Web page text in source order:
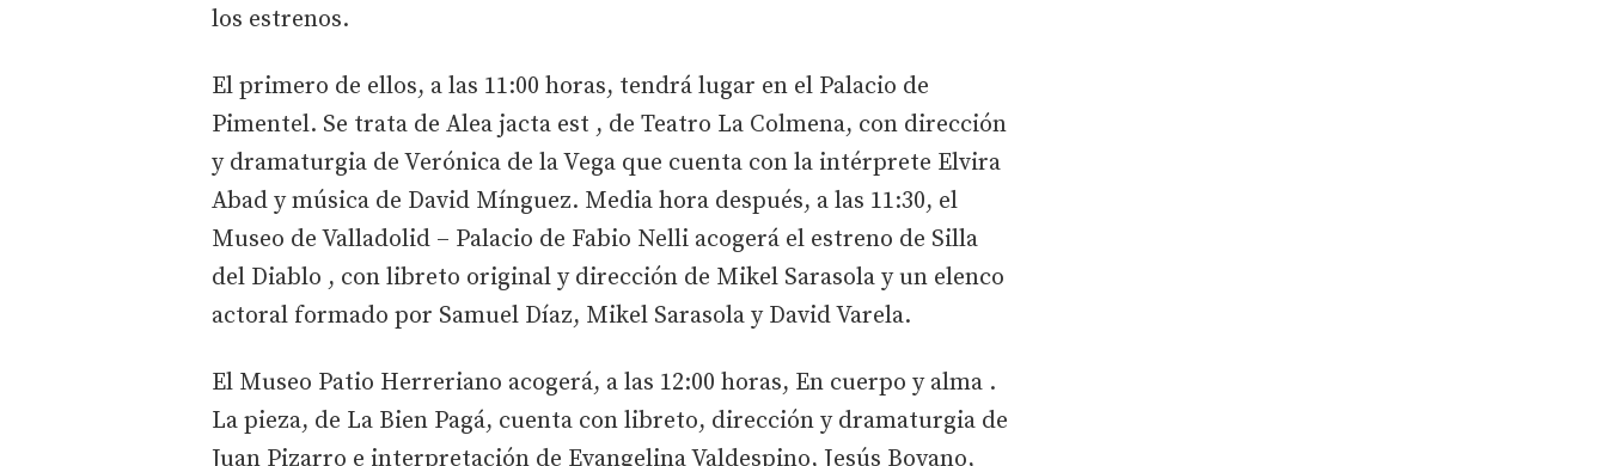
los estrenos.
El primero de ellos, a las 11:00 horas, tendrá lugar en el Palacio de
Pimentel. Se trata de Alea jacta est , de Teatro La Colmena, con dirección
y dramaturgia de Verónica de la Vega que cuenta con la intérprete Elvira
Abad y música de David Mínguez. Media hora después, a las 11:30, el
Museo de Valladolid – Palacio de Fabio Nelli acogerá el estreno de Silla
del Diablo , con libreto original y dirección de Mikel Sarasola y un elenco
actoral formado por Samuel Díaz, Mikel Sarasola y David Varela.
El Museo Patio Herreriano acogerá, a las 12:00 horas, En cuerpo y alma .
La pieza, de La Bien Pagá, cuenta con libreto, dirección y dramaturgia de
Juan Pizarro e interpretación de Evangelina Valdespino, Jesús Boyano,